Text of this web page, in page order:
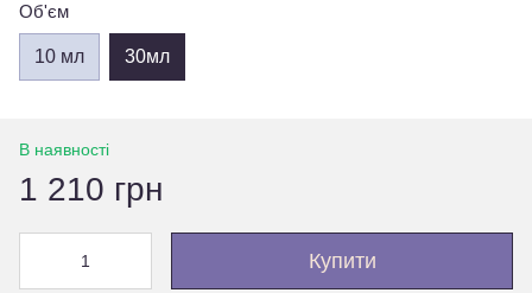
Об'єм
10 мл 30мл
В наявності
1 210 грн
Купити